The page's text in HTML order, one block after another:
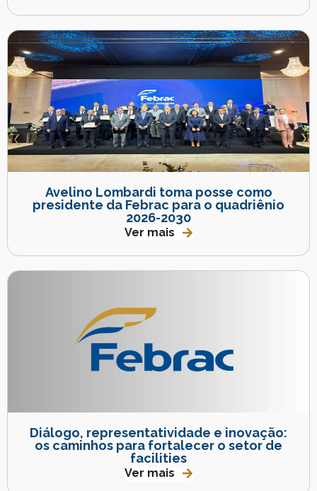
Avelino Lombardi toma posse como
presidente da Febrac para o quadriênio
2026-2030
Ver mais
Diálogo, representatividade e inovação:
os caminhos para fortalecer o setor de
facilities
Ver mais